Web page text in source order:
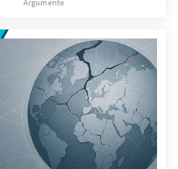
der Ostsee zeigen
Meer demonstriert China,
wird. Beide Fälle
Wo das Seerecht unterwandert
Sicherheit,
und die regelbasierte
Argumente